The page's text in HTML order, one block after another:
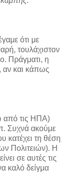
ότι με
τουλάχιστον
Πράγματι, η
αν και κάπως
από τις ΗΠΑ)
Συχνά ακούμε
κατέχει τη θέση
Πολιτειών). Η
σε αυτές τις
καλό δείγμα